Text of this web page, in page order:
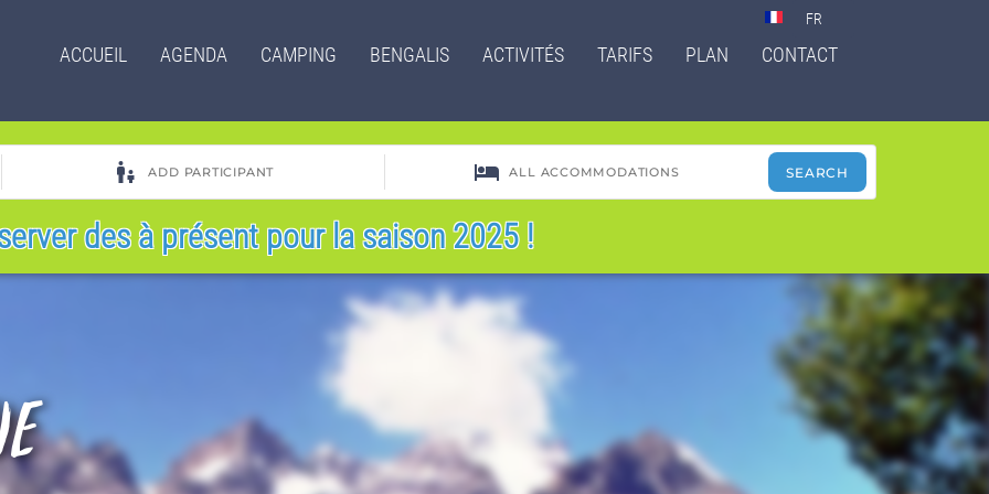
Menu
ACCUEIL AGENDA CAMPING BENGALIS ACTIVITÉS TARIFS PLAN CONTACT
Select
your
des à présent pour la saison 2025 !